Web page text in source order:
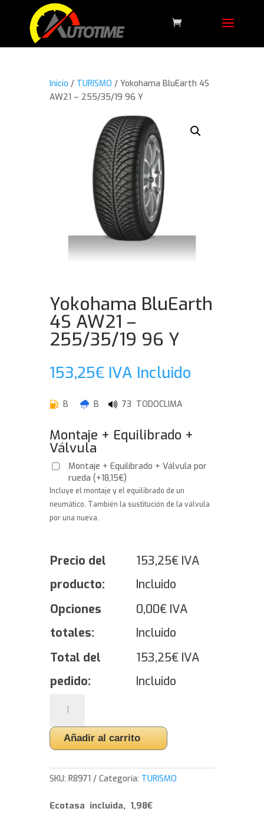
Inicio / TURISMO / Yokohama BluEarth 4S
AW21 – 255/35/19 96 Y
Yokohama BluEarth
4S AW21 –
255/35/19 96 Y
153,25€ IVA Incluido
B B 73 TODOCLIMA
Montaje + Equilibrado +
Válvula
Montaje + Equilibrado + Válvula por
rueda(+18,15€)
Incluye el montaje y el equilibrado de un
neumático. También la sustitución de la válvula
por una nueva.
Precio del
producto:
153,25€ IVA
Incluido
Opciones
totales:
0,00€ IVA
Incluido
Total del
pedido:
153,25€ IVA
Incluido
BluEarth
4S
AW21
255/35/19
96
cantidad
Añadir al carrito
SKU:R8971 Categoría: TURISMO
Ecotasa incluida, 1,98€